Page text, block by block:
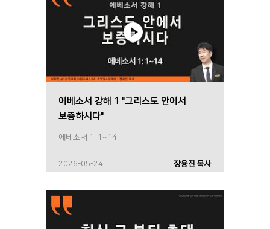
에베소서 강해 1 "그리스도 안에서
보증하시다"
에베소서 1: 1~14
2026-05-24 장용진 목사